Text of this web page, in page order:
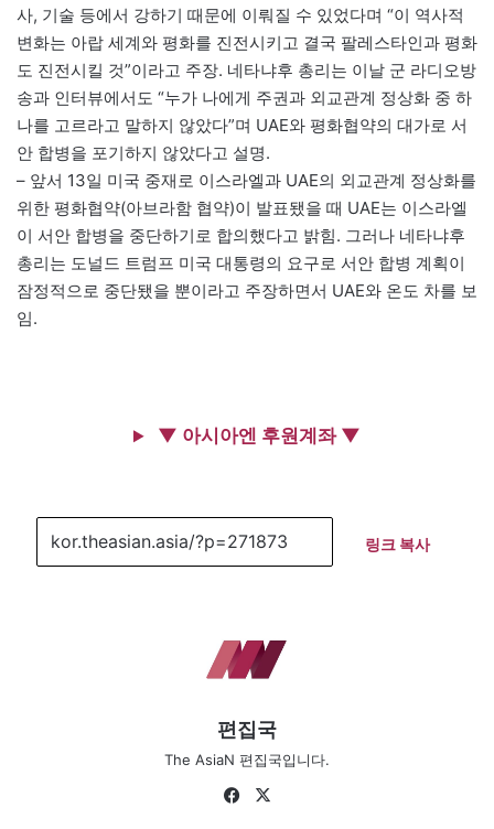
사, 기술 등에서 강하기 때문에 이뤄질 수 있었다며 “이 역사적
변화는 아랍 세계와 평화를 진전시키고 결국 팔레스타인과 평화
도 진전시킬 것”이라고 주장. 네타냐후 총리는 이날 군 라디오방
송과 인터뷰에서도 “누가 나에게 주권과 외교관계 정상화 중 하
나를 고르라고 말하지 않았다”며 UAE와 평화협약의 대가로 서
안 합병을 포기하지 않았다고 설명.
– 앞서 13일 미국 중재로 이스라엘과 UAE의 외교관계 정상화를
위한 평화협약(아브라함 협약)이 발표됐을 때 UAE는 이스라엘
이 서안 합병을 중단하기로 합의했다고 밝힘. 그러나 네타냐후
총리는 도널드 트럼프 미국 대통령의 요구로 서안 합병 계획이
잠정적으로 중단됐을 뿐이라고 주장하면서 UAE와 온도 차를 보
임.
▼ 아시아엔 후원계좌 ▼
링크 복사
편집국
The AsiaN 편집국입니다.
Fa